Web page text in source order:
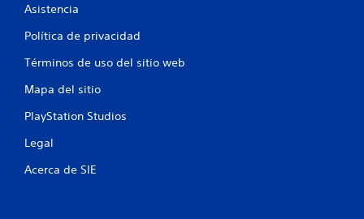
Asistencia
Política de privacidad
Términos de uso del sitio web
Mapa del sitio
PlayStation Studios
Legal
Acerca de SIE